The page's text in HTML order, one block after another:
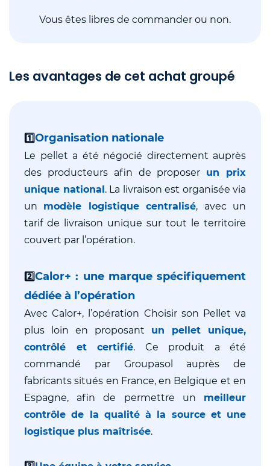
Vous êtes libres de commander ou non.
Les avantages de cet achat groupé
1️⃣Organisation nationale
Le pellet a été négocié directement auprès
des producteurs afin de proposer un prix
unique national. La livraison est organisée via
un modèle logistique centralisé, avec un
tarif de livraison unique sur tout le territoire
couvert par l’opération.
2️⃣Calor+ : une marque spécifiquement
dédiée à l’opération
Avec Calor+, l’opération Choisir son Pellet va
plus loin en proposant un pellet unique,
contrôlé et certifié. Ce produit a été
commandé par Groupasol auprès de
fabricants situés en France, en Belgique et en
Espagne, afin de permettre un meilleur
contrôle de la qualité à la source et une
logistique plus maîtrisée.